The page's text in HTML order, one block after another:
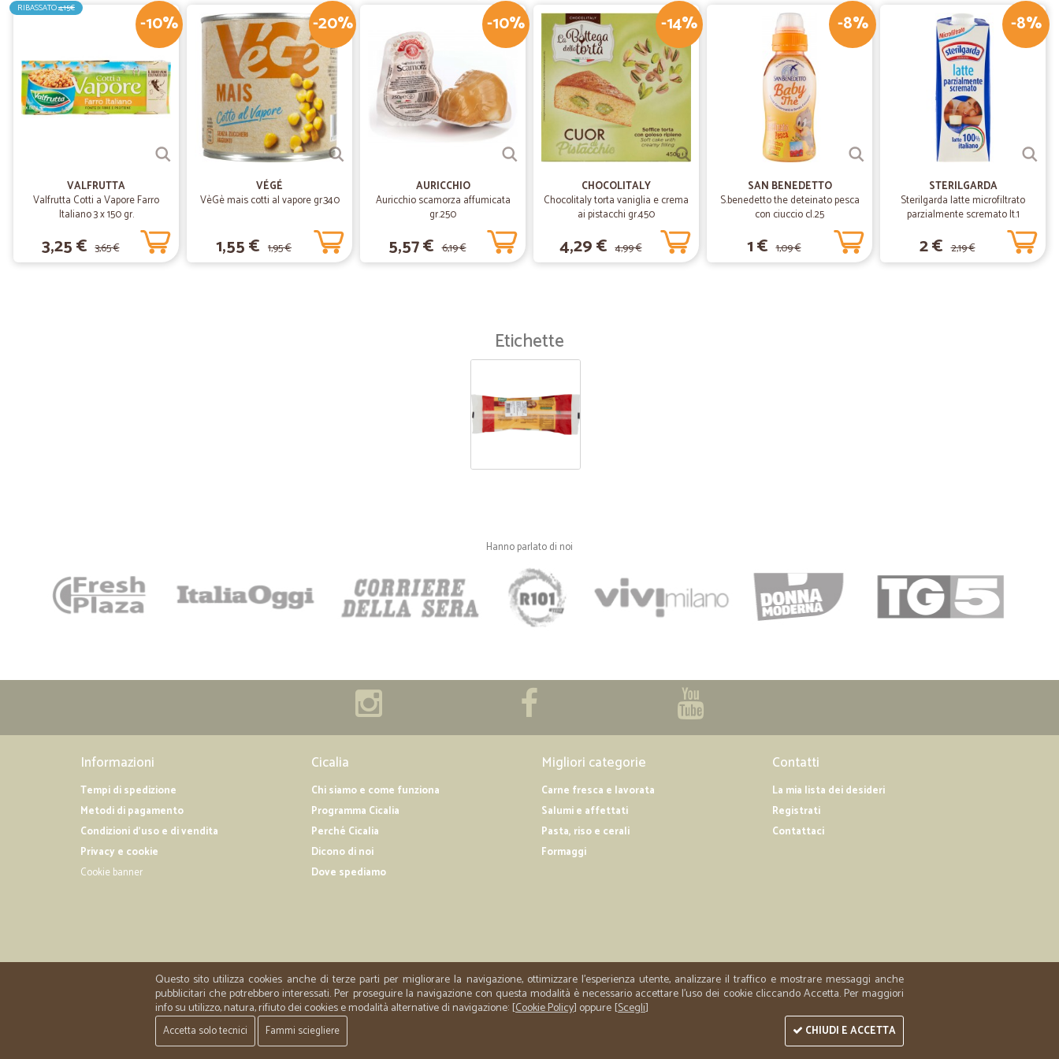
16/05/2019
—Paolo C.
Super-mercato ;-)
Sul catalogo tantissimi prodotti, tutti ben descritti. L'ordine e' arrivato in 1 giorno e dentro al
pacco un omaggio Super-mercato ;-)
-10%
RIBASSATO4,15€
VALFRUTTA
Valfrutta Cotti a Vapore Farro
Italiano 3 x 150 gr.
3,25 € 3,65 €
-20%
VÉGÉ
VèGè mais cotti al vapore gr.340
1,55 € 1,95 €
-10%
AURICCHIO
Auricchio scamorza affumicata
gr.250
5,57 € 6,19 €
-14%
CHOCOLITALY
Chocolitaly torta vaniglia e crema
ai pistacchi gr.450
4,29 € 4,99 €
-8%
SAN BENEDETTO
S.benedetto the deteinato pesca
con ciuccio cl.25
1 € 1,09 €
-8%
STERILGARDA
Sterilgarda latte microfiltrato
parzialmente scremato lt.1
2 € 2,19 €
Etichette
Hanno parlato di noi
Informazioni
Tempi di spedizione
Metodi di pagamento
Condizioni d'uso e di vendita
Privacy e cookie
Cookie banner
Cicalia
Chi siamo e come funziona
Programma Cicalia
Perché Cicalia
Dicono di noi
Dove spediamo
Migliori categorie
Carne fresca e lavorata
Salumi e affettati
Pasta, riso e cerali
Formaggi
Contatti
La mia lista dei desideri
Registrati
Contattaci
Questo sito utilizza cookies anche di terze parti per migliorare la navigazione, ottimizzare l'esperienza utente, analizzare il traffico e mostrare messaggi anche
pubblicitari che potrebbero interessati. Per proseguire la navigazione con questa modalità è necessario accettare l'uso dei cookie cliccando Accetta. Per maggiori
info su utilizzo, natura, rifiuto dei cookies e modalità alternative di navigazione: [Cookie Policy] oppure [Scegli]
Accetta solo tecnici Fammi sciegliere CHIUDI E ACCETTA